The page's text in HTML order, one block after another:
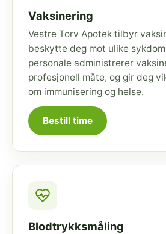
Vaksinering
Vestre Torv Apotek tilbyr
beskytte deg mot ulike
personale administrerer
profesjonell måte, og gir deg
om immunisering og helse.
Bestill time
Blodtrykksmåling